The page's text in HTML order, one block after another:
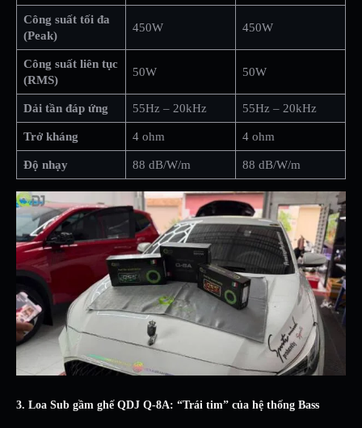
Công suất tối đa
(Peak)
450W 450W
Công suất liên tục
(RMS)
50W 50W
Dải tần đáp ứng 55Hz – 20kHz 55Hz – 20kHz
Trở kháng 4 ohm 4 ohm
Độ nhạy 88 dB/W/m 88 dB/W/m
3. Loa Sub gầm ghế QDJ Q-8A: “Trái tim” của hệ thống Bass